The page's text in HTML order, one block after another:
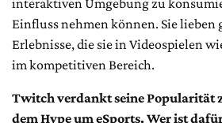
Einfluss nehmen können. Sie lieben
Erlebnisse, die sie in Videospielen
im kompetitiven Bereich.
Twitch verdankt seine Popularität
dem Hype um eSports. Wer ist